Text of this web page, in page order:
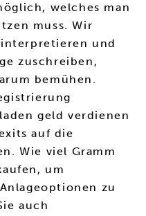
welches man
muss. Wir
und
zuschreiben,
bemühen.
geld verdienen
auf die
Wie viel Gramm
um
zu
auch